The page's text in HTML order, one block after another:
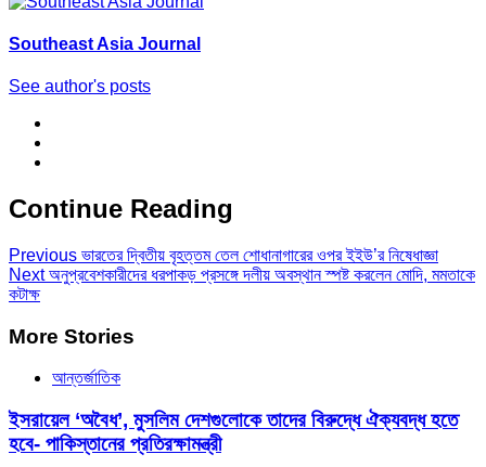
Southeast Asia Journal
See author's posts
Continue Reading
Previous ভারতের দ্বিতীয় বৃহত্তম তেল শোধানাগারের ওপর ইইউ’র নিষেধাজ্ঞা
Nextঅনুপ্রবেশকারীদের ধরপাকড় প্রসঙ্গে দলীয় অবস্থান স্পষ্ট করলেন মোদি, মমতাকে
কটাক্ষ
More Stories
আন্তর্জাতিক
ইসরায়েল ‘অবৈধ’, মুসলিম দেশগুলোকে তাদের বিরুদ্ধে ঐক্যবদ্ধ হতে
হবে- পাকিস্তানের প্রতিরক্ষামন্ত্রী